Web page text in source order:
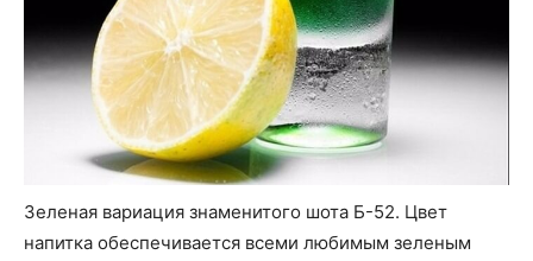
Зеленая вариация знаменитого шота Б-52. Цвет
напитка обеспечивается всеми любимым зеленым